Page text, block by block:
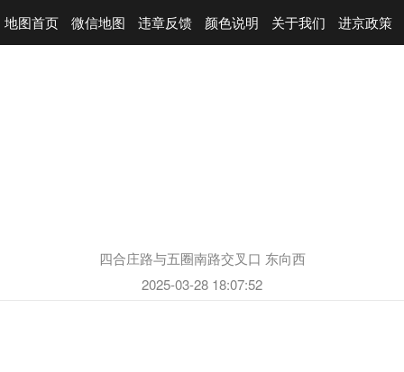
地图首页 微信地图 违章反馈 颜色说明 关于我们 进京政策
四合庄路与五圈南路交叉口 东向西
2025-03-28 18:07:52